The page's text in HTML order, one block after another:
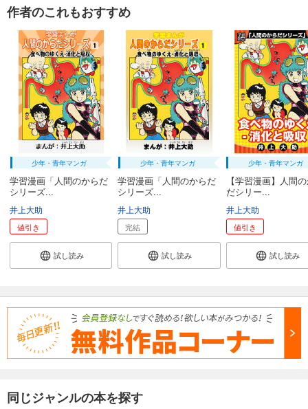
作者のこれもおすすめ
少年・青年マンガ
学習漫画「人間のからだ
シリーズ...
井上大助
値引き
試し読み
少年・青年マンガ
学習漫画「人間のからだ
シリーズ...
井上大助
完結
試し読み
少年・青年マンガ
【学習漫画】人間
だシリー...
井上大助
値引き
試し読み
同じジャンルの本を探す